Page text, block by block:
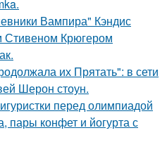
Вампира" Кэндис
Стивеном Крюгером
их Прятать": в сети
Шерон стоун.
перед олимпиадой
пары конфет и йогурта с